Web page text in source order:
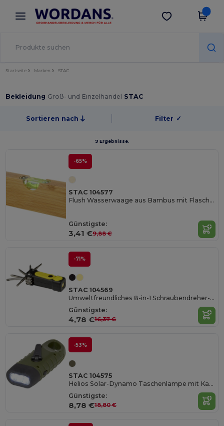
× Wordans App
Bessere Preise in der App!
App holen
Startseite Marken STAC
Bekleidung Groß- und Einzelhandel STAC
Sortieren nach Filter ✓
9 Ergebnisse.
-65%
STAC 104577
Flush Wasserwaage aus Bambus mit Flaschenöffner
Günstigste:
3,41 €9,88 €
-71%
STAC 104569
Umweltfreundliches 8-in-1 Schraubendreher-Set mit LED-Licht
Günstigste:
4,78 €16,37 €
-53%
STAC 104575
Helios Solar-Dynamo Taschenlampe mit Karabiner
Günstigste:
8,78 €18,80 €